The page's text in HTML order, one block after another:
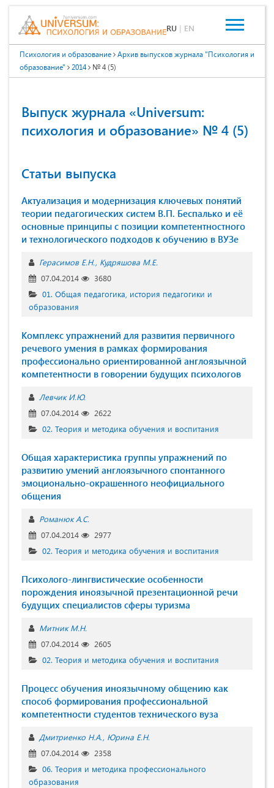
RU | EN
Психология и образование
Архив выпусков журнала "Психология и
образование"
2014 № 4 (5)
Выпуск журнала «Universum:
психология и образование» № 4 (5)
Статьи выпуска
Актуализация и модернизация ключевых понятий
теории педагогических систем В.П. Беспалько и её
основные принципы с позиции компетентностного
и технологического подходов к обучению в ВУЗе
Герасимов Е.Н. Кудряшова М.Е.
07.04.2014
3680
01. Общая педагогика, история педагогики и
образования
Комплекс упражнений для развития первичного
речевого умения в рамках формирования
профессионально ориентированной англоязычной
компетентности в говорении будущих психологов
Левчик И.Ю.
07.04.2014
2622
02. Теория и методика обучения и воспитания
Общая характеристика группы упражнений по
развитию умений англоязычного спонтанного
эмоционально-окрашенного неофициального
общения
Романюк А.С.
07.04.2014
2977
02. Теория и методика обучения и воспитания
Психолого-лингвистические особенности
порождения иноязычной презентационной речи
будущих специалистов сферы туризма
Митник М.Н.
07.04.2014
2605
02. Теория и методика обучения и воспитания
Процесс обучения иноязычному общению как
способ формирования профессиональной
компетентности студентов технического вуза
Дмитриенко Н.А. Юрина Е.Н.
07.04.2014
2358
06. Теория и методика профессионального
образования